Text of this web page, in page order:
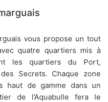
vous propose un tout
quatre quartiers mis à
les quartiers du Port,
Secrets. Chaque zone
haut de gamme dans un
de l’Aquabulle fera le